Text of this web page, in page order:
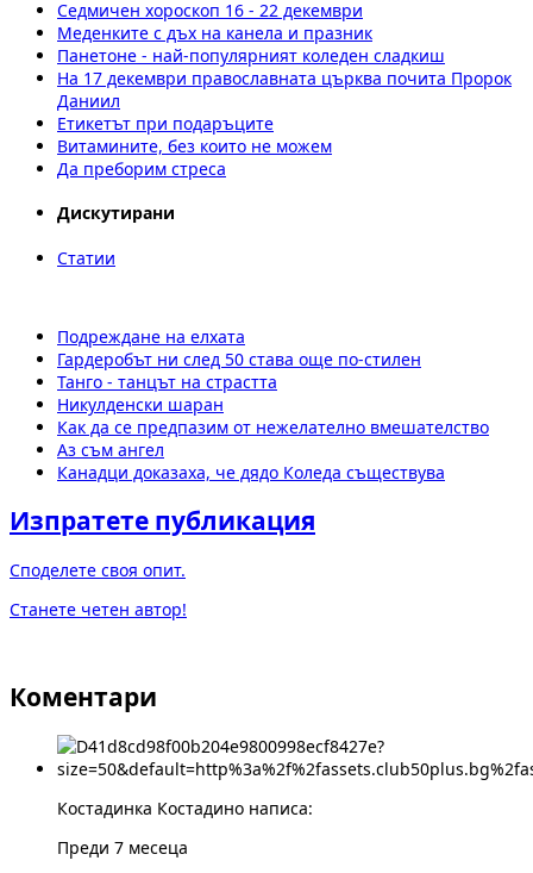
Седмичен хороскоп 16 - 22 декември
Меденките с дъх на канела и празник
Панетоне - най-популярният коледен сладкиш
На 17 декември православната църква почита Пророк
Даниил
Етикетът при подаръците
Витамините, без които не можем
Да преборим стреса
Дискутирани
Статии
Подреждане на елхата
Гардеробът ни след 50 става още по-стилен
Танго - танцът на страстта
Никулденски шаран
Как да се предпазим от нежелателно вмешателство
Аз съм ангел
Канадци доказаха, че дядо Коледа съществува
Изпратете публикация
Споделете своя опит.
Станете четен автор!
Коментари
Костадинка Костадино написа:
Преди 7 месеца